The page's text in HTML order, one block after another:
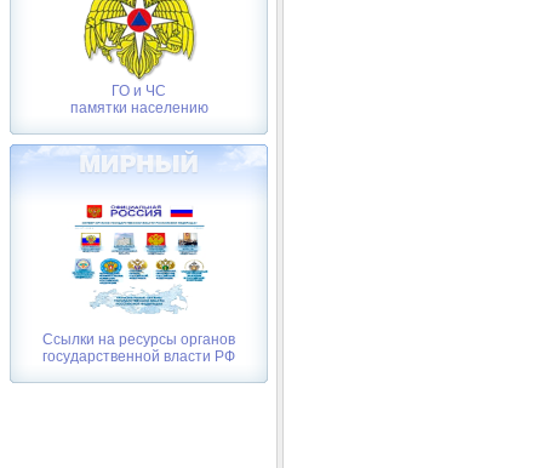
ГО и ЧС
памятки населению
Ссылки на ресурсы органов
государственной власти РФ